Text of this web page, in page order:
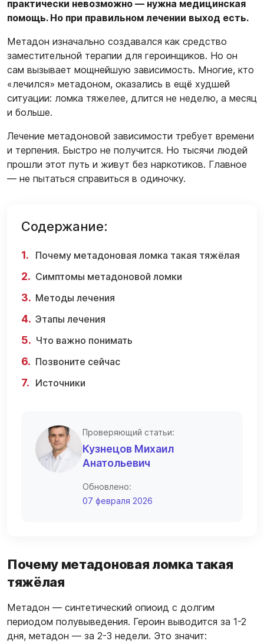
практически невозможно — нужна медицинская
помощь. Но при правильном лечении выход есть.
Метадон изначально создавался как средство
заместительной терапии для героинщиков. Но он
сам вызывает мощнейшую зависимость. Многие, кто
«лечился» метадоном, оказались в ещё худшей
ситуации: ломка тяжелее, длится не неделю, а месяц
и больше.
Лечение метадоновой зависимости требует времени
и терпения. Быстро не получится. Но тысячи людей
прошли этот путь и живут без наркотиков. Главное
— не пытаться справиться в одиночку.
Содержание:
Почему метадоновая ломка такая тяжёлая
Симптомы метадоновой ломки
Методы лечения
Этапы лечения
Что важно понимать
Позвоните сейчас
Источники
Проверяющий статьи:
Кузнецов Михаил
Анатольевич
Обновлено:
07 февраля 2026
Почему метадоновая ломка такая
тяжёлая
Метадон — синтетический опиоид с долгим
периодом полувыведения. Героин выводится за 1-2
дня, метадон — за 2-3 недели. Это значит: